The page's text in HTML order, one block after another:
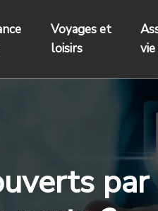
Voyages et
loisirs
vie
par